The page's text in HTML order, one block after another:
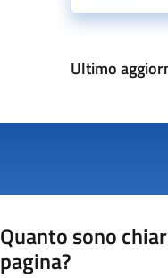
Ultimo
Quanto sono
pagina?